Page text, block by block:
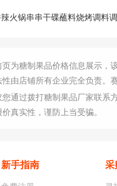
火锅串串干碟蘸料烧烤调料
页为糖制果品价格信息展示，
性由店铺所有企业完全负责。
您通过拨打糖制果品厂家联系
价真实性，谨防上当受骗。
新手指南 采